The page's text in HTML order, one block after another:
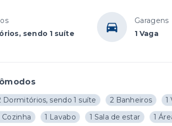
sendo 1 suíte
Garagens
1 Vaga
Dormitórios, sendo 1 suíte 2 Banheiros 1
Cozinha
1 Lavabo 1 Sala de estar 1